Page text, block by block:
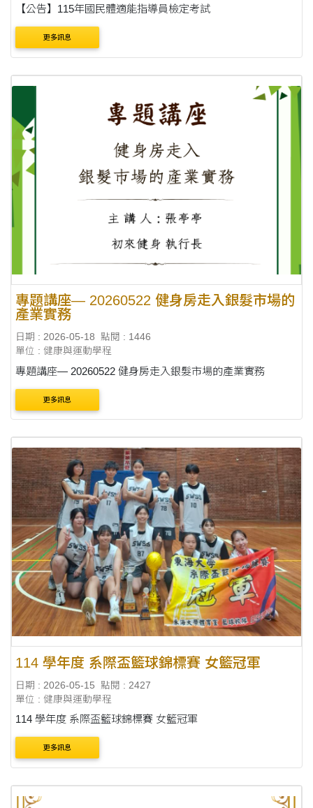
【公告】115年國民體適能指導員檢定考試
更多訊息
專題講座— 20260522 健身房走入銀髮市場的
產業實務
日期 : 2026-05-18
點閱 : 1446
單位 : 健康與運動學程
專題講座— 20260522 健身房走入銀髮市場的產業實務
更多訊息
114 學年度 系際盃籃球錦標賽 女籃冠軍
日期 : 2026-05-15
點閱 : 2427
單位 : 健康與運動學程
114 學年度 系際盃籃球錦標賽 女籃冠軍
更多訊息